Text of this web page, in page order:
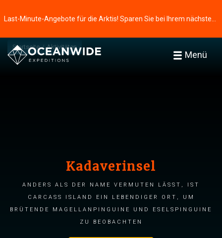
Menü
Startseite Aktivitäten
Kadaverinsel
Anders als der Name vermuten lässt, ist
Carcass Island ein lebendiger Ort, um
brütende Magellanpinguine und Eselspinguine
zu beobachten